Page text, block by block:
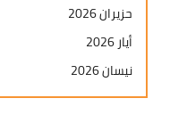
حزيران 2026
أيار 2026
نيسان 2026
آذار 2026